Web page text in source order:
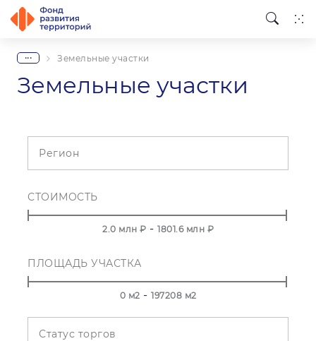
... Земельные участки
Земельные участки
Регион
СТОИМОСТЬ
2.0 млн ₽ - 1801.6млн ₽
ПЛОЩАДЬ УЧАСТКА
0 м2 - 197208 м2
Статус торгов